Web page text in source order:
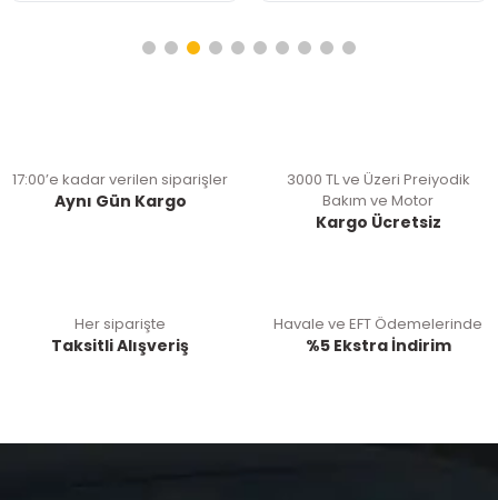
17:00’e kadar verilen siparişler
Aynı Gün Kargo
3000 TL ve Üzeri Preiyodik
Bakım ve Motor
Kargo Ücretsiz
Her siparişte
Taksitli Alışveriş
Havale ve EFT Ödemelerinde
%5 Ekstra İndirim